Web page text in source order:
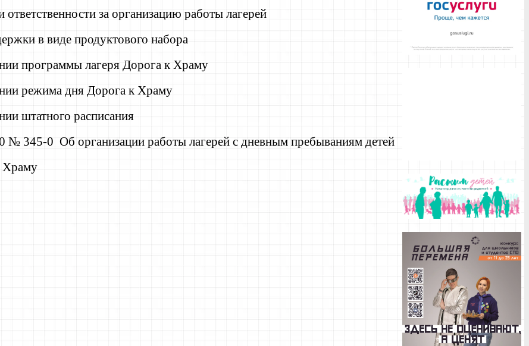
за организацию работы лагерей
в виде продуктового набора
программы лагеря Дорога к Храму
режима дня Дорога к Храму
штатного расписания
№ 345-0 Об организации работы лагерей с дневным пребываниям детей
Храму